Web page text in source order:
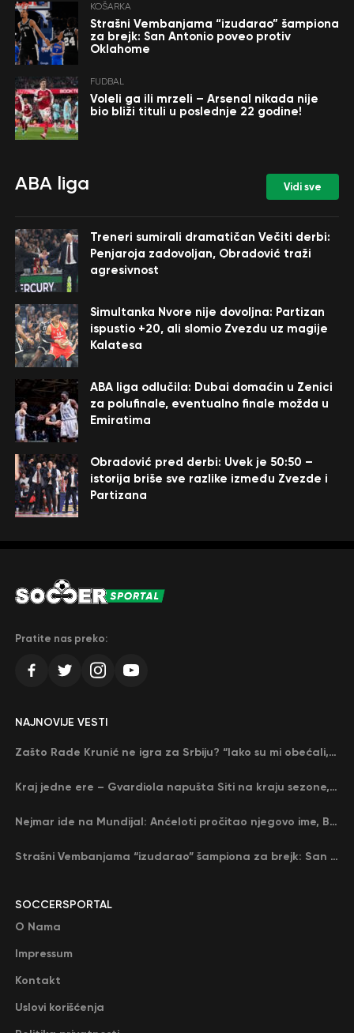
KOŠARKA
Strašni Vembanjama “izudarao” šampiona
za brejk: San Antonio poveo protiv
Oklahome
FUDBAL
Voleli ga ili mrzeli – Arsenal nikada nije
bio bliži tituli u poslednje 22 godine!
ABA liga Vidi sve
Treneri sumirali dramatičan Večiti derbi:
Penjaroja zadovoljan, Obradović traži
agresivnost
Simultanka Nvore nije dovoljna: Partizan
ispustio +20, ali slomio Zvezdu uz magije
Kalatesa
ABA liga odlučila: Dubai domaćin u Zenici
za polufinale, eventualno finale možda u
Emiratima
Obradović pred derbi: Uvek je 50:50 –
istorija briše sve razlike između Zvezde i
Partizana
Pratite nas preko:
SOCCERSPORTAL
O Nama
Impressum
Kontakt
Uslovi korišćenja
NAJNOVIJE VESTI
Zašto Rade Krunić ne igra za Srbiju? “Iako su mi obećali, niko me nije zvao…”
Kraj jedne ere – Gvardiola napušta Siti na kraju sezone, menja ga njegov nekadašnji rival
Nejmar ide na Mundijal: Anćeloti pročitao njegovo ime, Brazil u delirijumu (VIDEO)
Strašni Vembanjama “izudarao” šampiona za brejk: San Antonio poveo protiv Oklahome